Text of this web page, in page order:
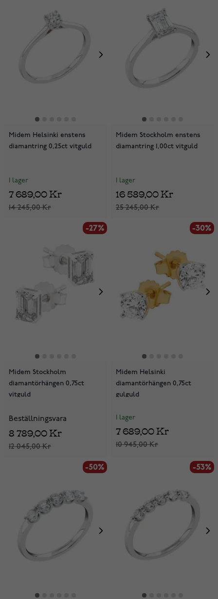
Midem Helsinki enstens
diamantring 0,25ct vitguld
I lager
14 245,00 Kr
7 689,00 Kr
Midem Stockholm enstens
diamantring 1,00ct vitguld
I lager
25 245,00 Kr
16 589,00 Kr
-27%
Midem Stockholm
diamantörhängen 0,75ct
vitguld
Beställningsvara
12 045,00 Kr
8 789,00 Kr
-30%
Midem Helsinki
diamantörhängen 0,75ct
gulguld
I lager
10 945,00 Kr
7 689,00 Kr
-50% -53%